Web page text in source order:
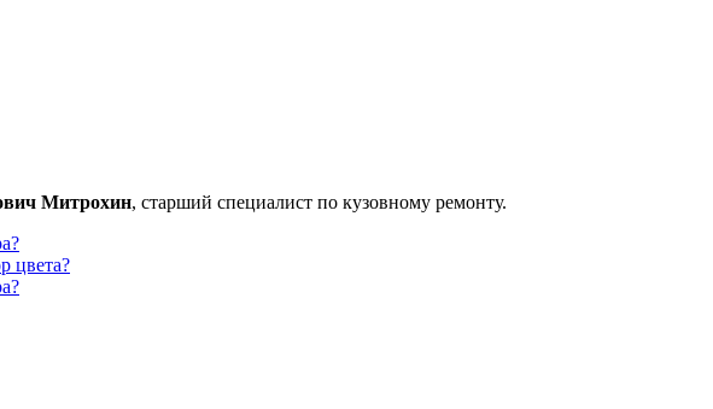
Митрохин, старший специалист по кузовному ремонту.
цвета?